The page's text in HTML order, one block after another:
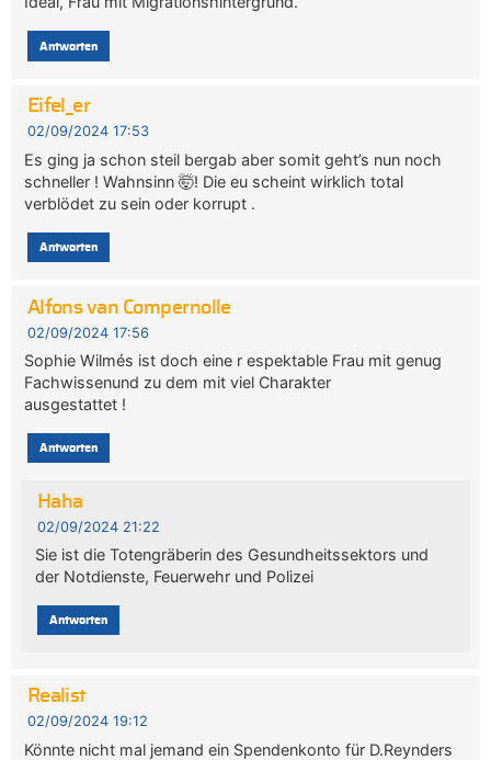
Antworten
Eifel_er
02/09/2024 17:53
Es ging ja schon steil bergab aber somit geht’s nun noch
schneller ! Wahnsinn 🤯! Die eu scheint wirklich total
verblödet zu sein oder korrupt .
Antworten
Alfons van Compernolle
02/09/2024 17:56
Sophie Wilmés ist doch eine r espektable Frau mit genug
Fachwissenund zu dem mit viel Charakter
ausgestattet !
Antworten
Haha
02/09/2024 21:22
Sie ist die Totengräberin des Gesundheitssektors und
der Notdienste, Feuerwehr und Polizei
Antworten
Realist
02/09/2024 19:12
Könnte nicht mal jemand ein Spendenkonto für D.Reynders